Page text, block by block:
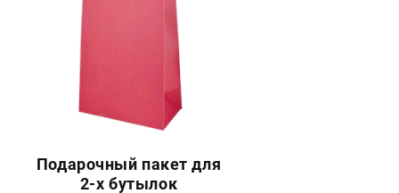
Подарочный пакет для
2-х бутылок